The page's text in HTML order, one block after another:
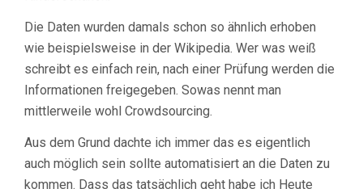
Die Daten wurden damals schon so ähnlich erhoben
wie beispielsweise in der Wikipedia. Wer was weiß
schreibt es einfach rein, nach einer Prüfung werden die
Informationen freigegeben. Sowas nennt man
mittlerweile wohl Crowdsourcing.
Aus dem Grund dachte ich immer das es eigentlich
auch möglich sein sollte automatisiert an die Daten zu
kommen. Dass das tatsächlich geht habe ich Heute